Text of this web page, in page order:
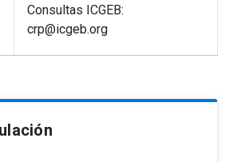
Consultas ICGEB:
crp@icgeb.org